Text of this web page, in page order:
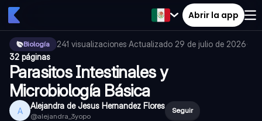
Abrir la app
Biología 241 visualizaciones·Actualizado 29 de julio de 2026·
32 páginas
Parasitos Intestinales y
Microbiología Básica
A Alejandra de Jesus Hernandez Flores
@alejandra_3yopo
Seguir